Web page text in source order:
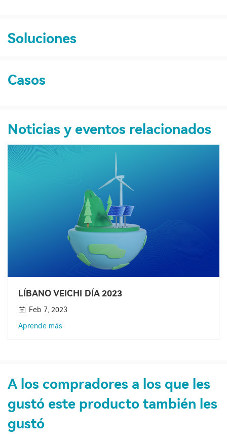
Soluciones
Casos
Noticias y eventos relacionados
LÍBANO VEICHI DÍA 2023
Feb 7, 2023
Aprende más
A los compradores a los que les
gustó este producto también les
gustó